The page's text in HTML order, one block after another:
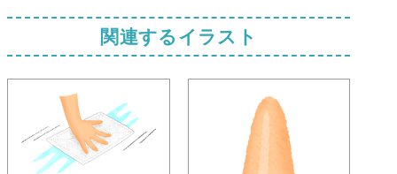
関連するイラスト